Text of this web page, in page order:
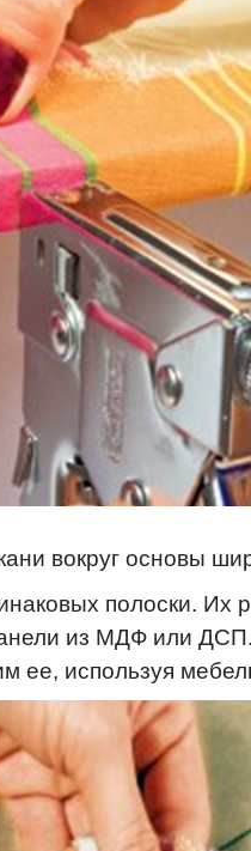
вокруг основы
полоски.
из МДФ или
ее, используя